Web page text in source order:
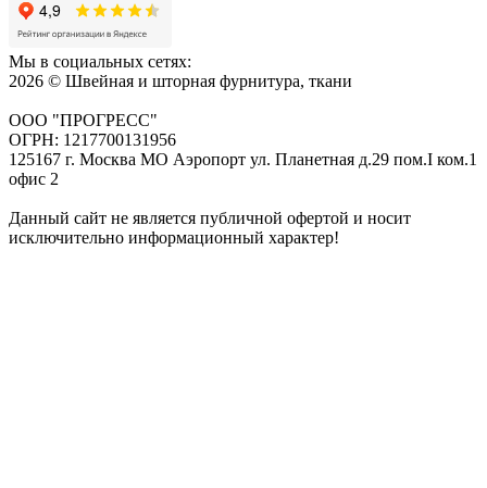
Мы в социальных сетях:
2026 © Швейная и шторная фурнитура, ткани
ООО "ПРОГРЕСС"
ОГРН: 1217700131956
125167 г. Москва МО Аэропорт ул. Планетная д.29 пом.I ком.1
офис 2
Данный сайт не является публичной офертой и носит
исключительно информационный характер!